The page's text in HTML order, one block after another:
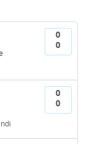
0
0
0
0